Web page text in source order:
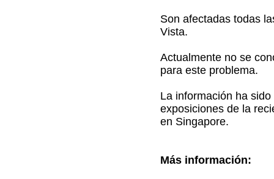
Son afectadas todas
Vista.
Actualmente no se
para este problema.
La información ha
exposiciones de la
en Singapore.
Más información: